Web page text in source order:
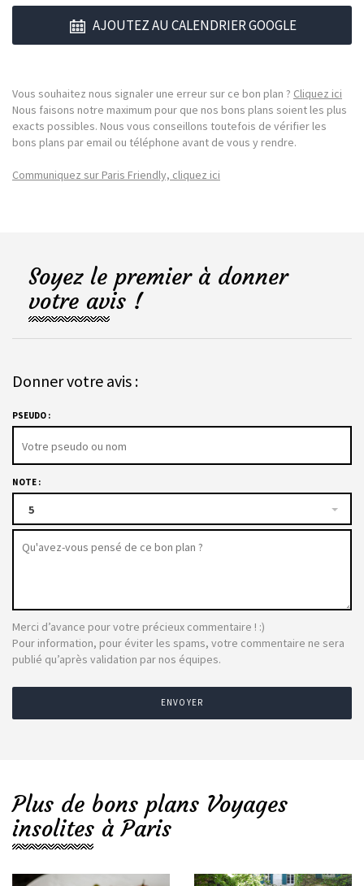
AJOUTEZ AU CALENDRIER GOOGLE
Vous souhaitez nous signaler une erreur sur ce bon plan ? Cliquez ici
Nous faisons notre maximum pour que nos bons plans soient les plus
exacts possibles. Nous vous conseillons toutefois de vérifier les
bons plans par email ou téléphone avant de vous y rendre.
Communiquez sur Paris Friendly, cliquez ici
Soyez le premier à donner
votre avis !
Donner votre avis :
PSEUDO :
NOTE :
5
Merci d’avance pour votre précieux commentaire ! :)
Pour information, pour éviter les spams, votre commentaire ne sera
publié qu’après validation par nos équipes.
ENVOYER
Plus de bons plans Voyages
insolites à Paris